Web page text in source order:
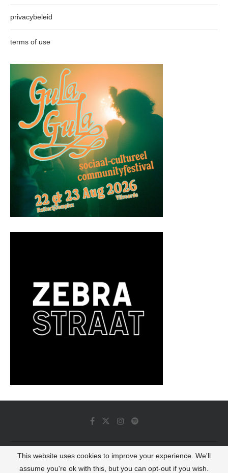
privacybeleid
terms of use
© 2022 - Luminous Dash All Rights Reserved
This website uses cookies to improve your experience. We'll
assume you're ok with this, but you can opt-out if you wish.